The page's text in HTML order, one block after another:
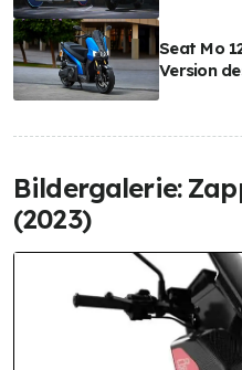
Seat Mo
Version
Bildergalerie:
(2023)